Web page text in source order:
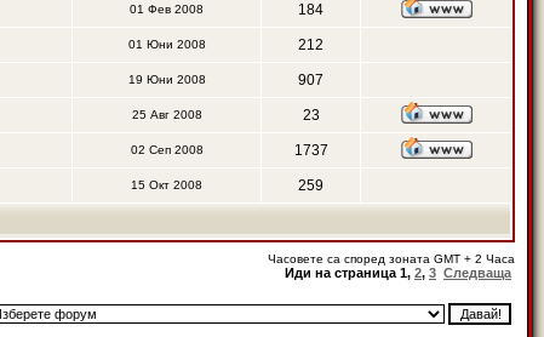
01 Фев 2008 184
01 Юни 2008 212
19 Юни 2008 907
25 Авг 2008 23
02 Сеп 2008 1737
15 Окт 2008 259
Часовете са според зоната GMT + 2 Часа
Иди на страница 1, 2, 3 Следваща